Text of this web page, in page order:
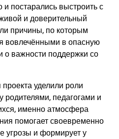
постарались выстроить с
и доверительный
причины, по которым
вовлечёнными в опасную
о важности поддержки со
уделили роли
педагогами и
именно атмосфера
помогает своевременно
угрозы и формирует у